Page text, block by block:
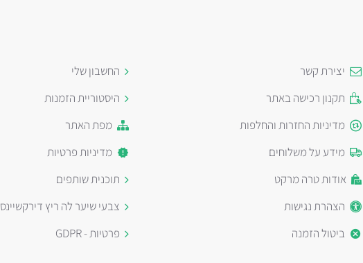
יצירת קשר
תקנון רכישה באתר
מדיניות החזרות והחלפות
מידע על משלוחים
אודות טרה מרקט
הצהרת נגישות
ביטול הזמנה
החשבון שלי
היסטוריית הזמנות
מפת האתר
מדיניות פרטיות
תוכנית שותפים
צבעי שיער לה ריץ דירקשיינס
פרטיות - GDPR